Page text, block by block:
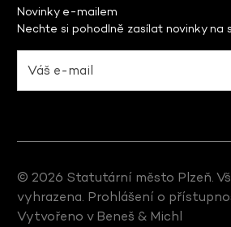
Novinky e-mailem
Nechte si pohodlně zasílat novinky na
© 2026 Statutární město Plzeň.
vyhrazena. Prohlášení o
Vytvořeno vBeneš & Michl